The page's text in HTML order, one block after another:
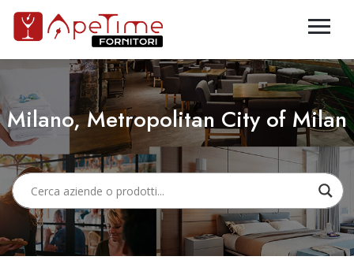
Milano, Metropolitan City of Milan